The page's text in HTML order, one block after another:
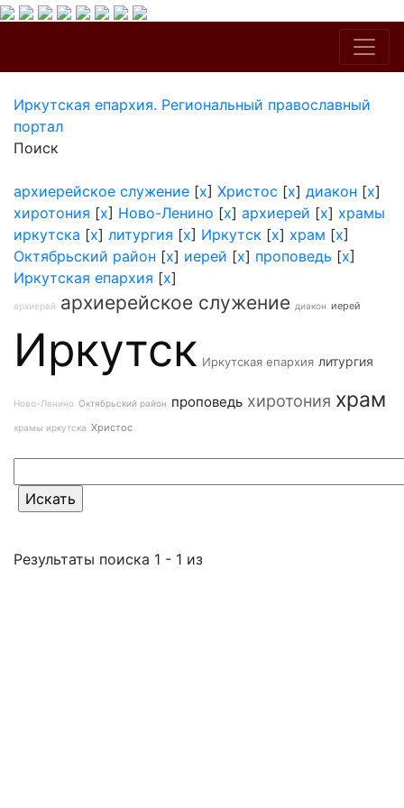
Иркутская епархия. Региональный православный
портал
Поиск
архиерейское служение [x] Христос [x] диакон [x]
хиротония [x] Ново-Ленино [x] архиерей [x] храмы
иркутска [x] литургия [x] Иркутск [x] храм [x]
Октябрьский район [x] иерей [x] проповедь [x]
Иркутская епархия [x]
архиерей архиерейское служение диакон иерей
Иркутск Иркутская епархия литургия
Ново-Ленино Октябрьский район проповедь хиротония храм
храмы иркутска Христос
Результаты поиска 1 - 1 из